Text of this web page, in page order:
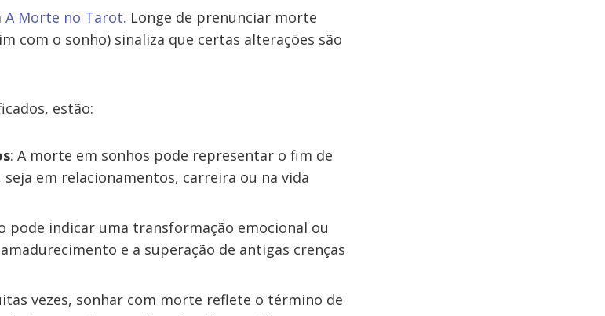
A Morte no Tarot. Longe de prenunciar morte
com o sonho) sinaliza que certas alterações são
estão:
: A morte em sonhos pode representar o fim de
em relacionamentos, carreira ou na vida
pode indicar uma transformação emocional ou
e a superação de antigas crenças
vezes, sonhar com morte reflete o término de